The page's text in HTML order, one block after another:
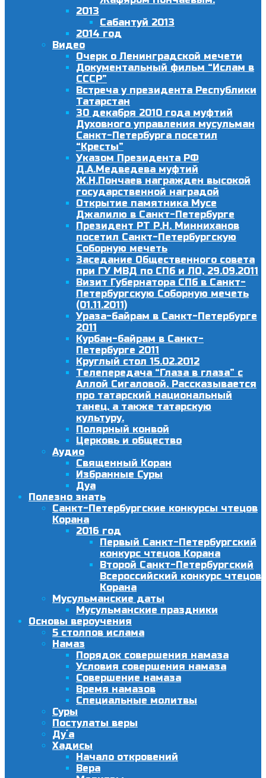
2013
Сабантуй 2013
2014 год
Видео
Очерк о Ленинградской мечети
Документальный фильм “Ислам в
СССР”
Встреча у президента Республики
Татарстан
30 декабря 2010 года муфтий
Духовного управления мусульман
Санкт-Петербурга посетил
“Кресты”
Указом Президента РФ
Д.А.Медведева муфтий
Ж.Н.Пончаев награжден высокой
государственной наградой
Открытие памятника Мусе
Джалилю в Санкт-Петербурге
Президент РТ Р.Н. Минниханов
посетил Санкт-Петербургскую
Соборную мечеть
Заседание Общественного совета
при ГУ МВД по СПб и ЛО, 29.09.2011
Визит Губернатора СПб в Санкт-
Петербургскую Соборную мечеть
(01.11.2011)
Ураза-байрам в Санкт-Петербурге
2011
Курбан-байрам в Санкт-
Петербурге 2011
Круглый стол 15.02.2012
Телепередача “Глаза в глаза” с
Аллой Сигаловой. Рассказывается
про татарский национальный
танец, а также татарскую
культуру.
Полярный конвой
Церковь и общество
Аудио
Священный Коран
Избранные Суры
Дуа
Полезно знать
Санкт-Петербургские конкурсы чтецов
Корана
2016 год
Первый Санкт-Петербургский
конкурс чтецов Корана
Второй Санкт-Петербургский
Всероссийский конкурс чтецов
Корана
Мусульманские даты
Мусульманские праздники
Основы вероучения
5 столпов ислама
Намаз
Порядок совершения намаза
Условия совершения намаза
Совершение намаза
Время намазов
Специальные молитвы
Суры
Постулаты веры
Ду´а
Хадисы
Начало откровений
Вера